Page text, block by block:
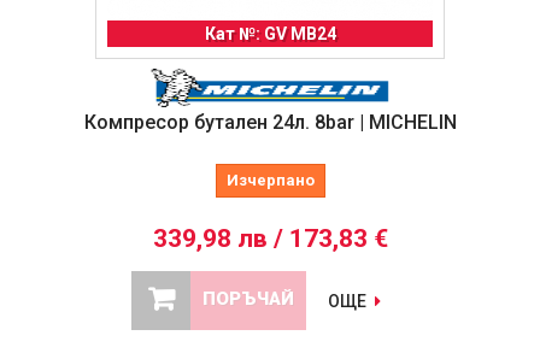
Кат №: GV MB24
Компресор бутален 24л. 8bar | MICHELIN
Изчерпано
339,98 лв / 173,83 €
ПОРЪЧАЙ ОЩЕ